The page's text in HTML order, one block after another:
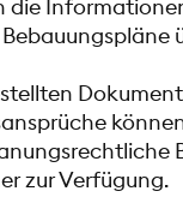
die
zur Verfügung.